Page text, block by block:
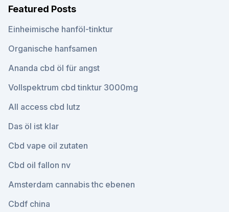
Featured Posts
Einheimische hanföl-tinktur
Organische hanfsamen
Ananda cbd öl für angst
Vollspektrum cbd tinktur 3000mg
All access cbd lutz
Das öl ist klar
Cbd vape oil zutaten
Cbd oil fallon nv
Amsterdam cannabis thc ebenen
Cbdf china